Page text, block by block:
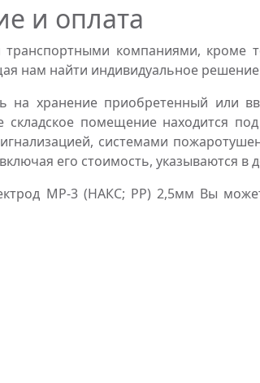
и оплата
компаниями, кроме
нам найти индивидуальное решение
хранение приобретенный или
складское помещение находится
системами
его стоимость, указываются в
МР-3 (НАКС; РР) 2,5мм Вы